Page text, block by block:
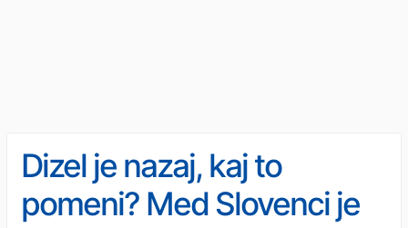
Dizel je nazaj, kaj to
pomeni? Med Slovenci je